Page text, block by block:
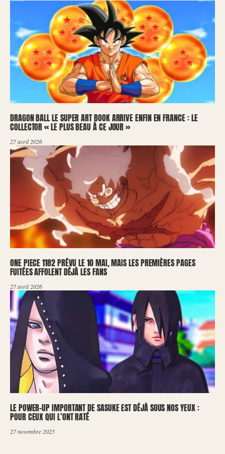
DRAGON BALL LE SUPER ART BOOK ARRIVE ENFIN EN FRANCE : LE
COLLECTOR « LE PLUS BEAU À CE JOUR »
27 avril 2026
ONE PIECE 1182 PRÉVU LE 10 MAI, MAIS LES PREMIÈRES PAGES
FUITÉES AFFOLENT DÉJÀ LES FANS
27 avril 2026
LE POWER-UP IMPORTANT DE SASUKE EST DÉJÀ SOUS NOS YEUX :
POUR CEUX QUI L’ONT RATÉ
27 novembre 2025